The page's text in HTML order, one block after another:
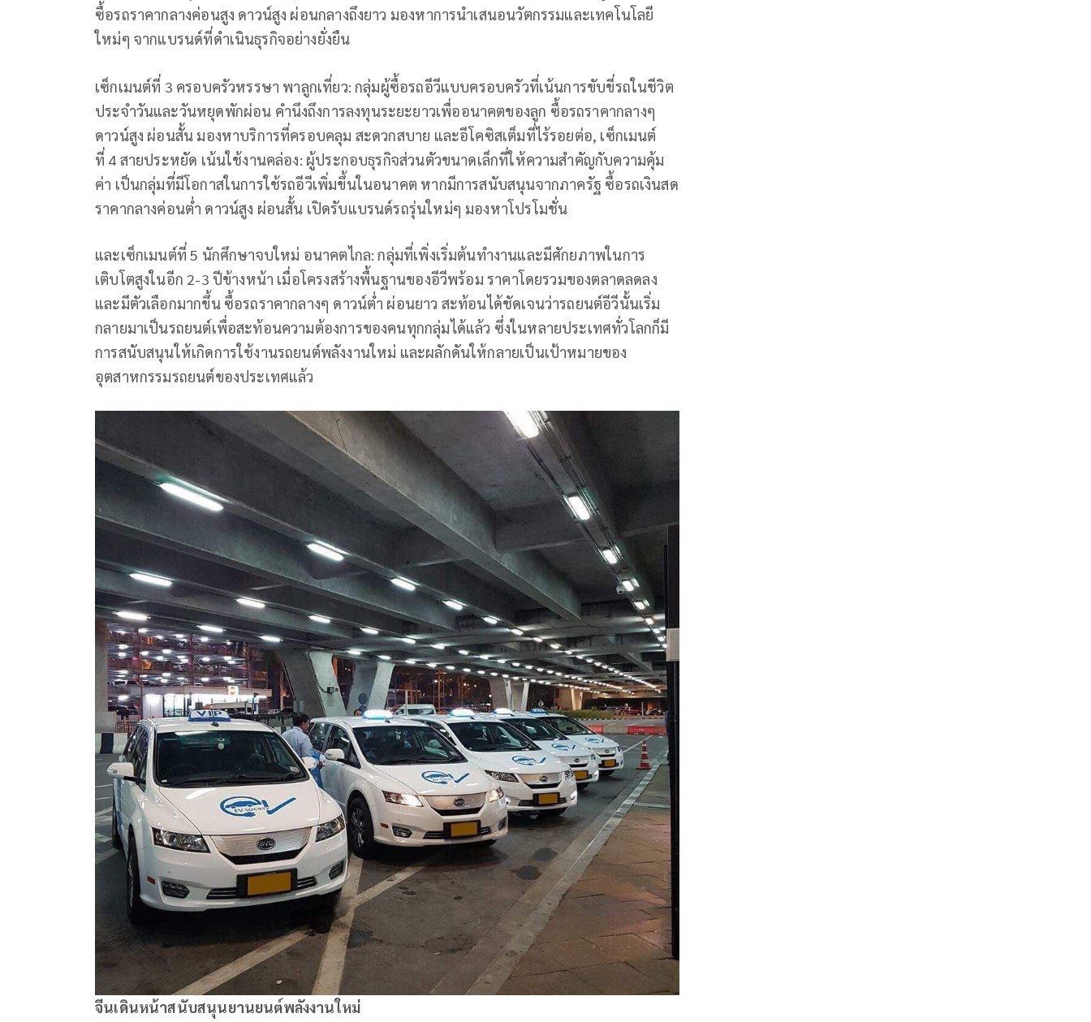
ซื้อรถราคากลางค่อนสูง ดาวน์สูง ผ่อนกลางถึงยาว มองหาการนำเสนอนวัตกรรมและเทคโนโลยี
ใหม่ๆ จากแบรนด์ที่ดำเนินธุรกิจอย่างยั่งยืน
เซ็กเมนต์ที่ 3 ครอบครัวหรรษา พาลูกเที่ยว: กลุ่มผู้ซื้อรถอีวีแบบครอบครัวที่เน้นการขับขี่รถในชีวิต
ประจำวันและวันหยุดพักผ่อน คำนึงถึงการลงทุนระยะยาวเพื่ออนาคตของลูก ซื้อรถราคากลางๆ
ดาวน์สูง ผ่อนสั้น มองหาบริการที่ครอบคลุม สะดวกสบาย และอีโคซิสเต็มที่ไร้รอยต่อ, เซ็กเมนต์
ที่ 4 สายประหยัด เน้นใช้งานคล่อง: ผู้ประกอบธุรกิจส่วนตัวขนาดเล็กที่ให้ความสำคัญกับความคุ้ม
ค่า เป็นกลุ่มที่มีโอกาสในการใช้รถอีวีเพิ่มขึ้นในอนาคต หากมีการสนับสนุนจากภาครัฐ ซื้อรถเงินสด
ราคากลางค่อนต่ำ ดาวน์สูง ผ่อนสั้น เปิดรับแบรนด์รถรุ่นใหม่ๆ มองหาโปรโมชั่น
และเซ็กเมนต์ที่ 5 นักศึกษาจบใหม่ อนาคตไกล: กลุ่มที่เพิ่งเริ่มต้นทำงานและมีศักยภาพในการ
เติบโตสูงในอีก 2-3 ปีข้างหน้า เมื่อโครงสร้างพื้นฐานของอีวีพร้อม ราคาโดยรวมของตลาดลดลง
และมีตัวเลือกมากขึ้น ซื้อรถราคากลางๆ ดาวน์ต่ำ ผ่อนยาว สะท้อนได้ชัดเจนว่ารถยนต์อีวีนั้นเริ่ม
กลายมาเป็นรถยนต์เพื่อสะท้อนความต้องการของคนทุกกลุ่มได้แล้ว ซึ่งในหลายประเทศทั่วโลกก็มี
การสนับสนุนให้เกิดการใช้งานรถยนต์พลังงานใหม่ และผลักดันให้กลายเป็นเป้าหมายของ
อุตสาหกรรมรถยนต์ของประเทศแล้ว
จีนเดินหน้าสนับสนุนยานยนต์พลังงานใหม่